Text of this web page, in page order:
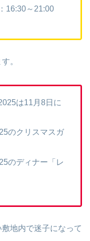
16:30～21:00
。
は11月8日に
のクリスマスガ
のディナー「レ
地内で迷子になって